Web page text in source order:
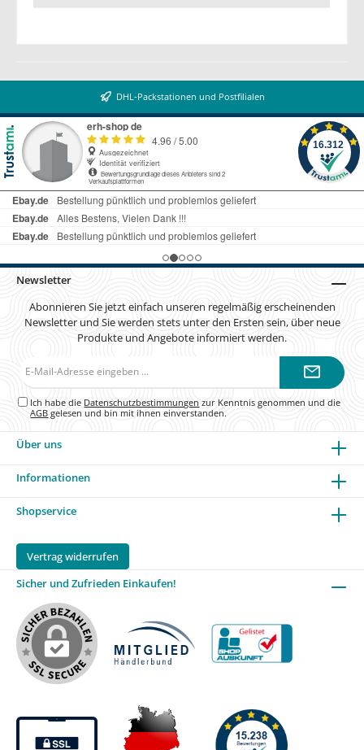
DHL-Packstationen und Postfilialen
Newsletter
Abonnieren Sie jetzt einfach unseren regelmäßig erscheinenden
Newsletter und Sie werden stets unter den Ersten sein, über neue
Produkte und Angebote informiert werden.
Ich habe die Datenschutzbestimmungen zur Kenntnis genommen und die
AGB gelesen und bin mit ihnen einverstanden.
Über uns
Informationen
Shopservice
Vertrag widerrufen
Sicher und Zufrieden Einkaufen!